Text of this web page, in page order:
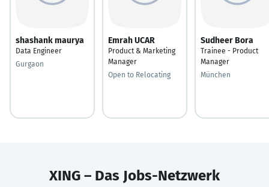
shashank maurya
Data Engineer
Gurgaon
Emrah UCAR
Product & Marketing
Manager
Open to Relocating
Sudheer Bora
Trainee - Product
Manager
München
XING – Das Jobs-Netzwerk